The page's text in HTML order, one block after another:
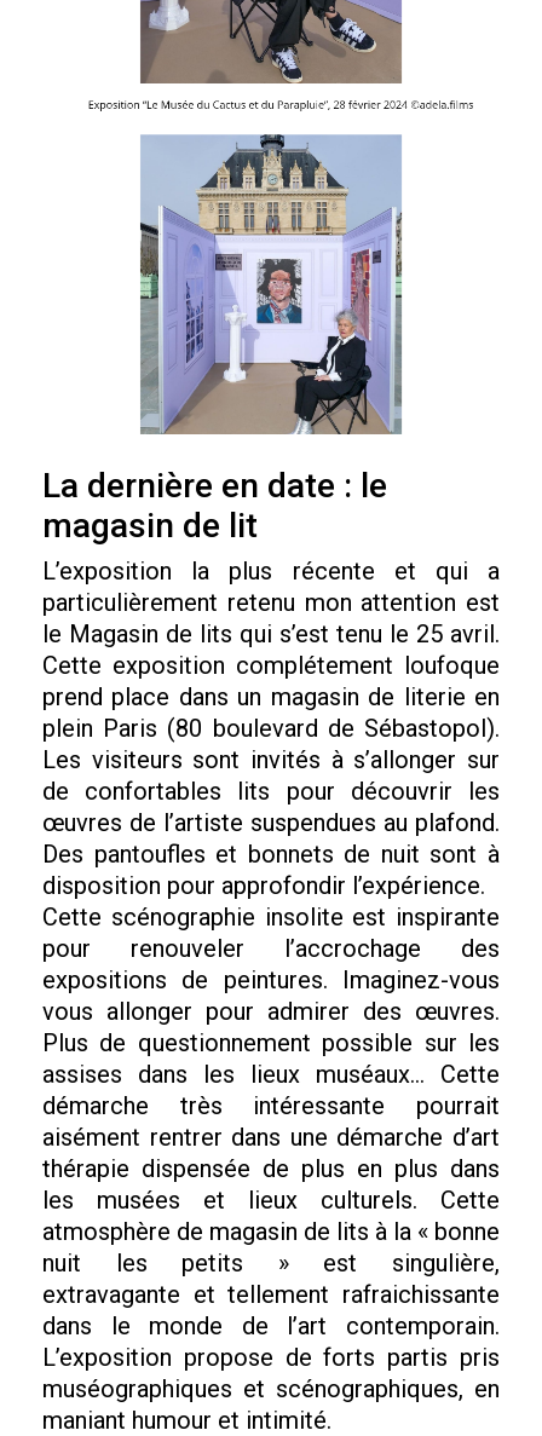
La dernière en date : le
magasin de lit
L’exposition la plus récente et qui a
particulièrement retenu mon attention est
le Magasin de lits qui s’est tenu le 25 avril.
Cette exposition complétement loufoque
prend place dans un magasin de literie en
plein Paris (80 boulevard de Sébastopol).
Les visiteurs sont invités à s’allonger sur
de confortables lits pour découvrir les
œuvres de l’artiste suspendues au plafond.
Des pantoufles et bonnets de nuit sont à
disposition pour approfondir l’expérience.
Cette scénographie insolite est inspirante
pour renouveler l’accrochage des
expositions de peintures. Imaginez-vous
vous allonger pour admirer des œuvres.
Plus de questionnement possible sur les
assises dans les lieux muséaux… Cette
démarche très intéressante pourrait
aisément rentrer dans une démarche d’art
thérapie dispensée de plus en plus dans
les musées et lieux culturels. Cette
atmosphère de magasin de lits à la « bonne
nuit les petits » est singulière,
extravagante et tellement rafraichissante
dans le monde de l’art contemporain.
L’exposition propose de forts partis pris
muséographiques et scénographiques, en
maniant humour et intimité.